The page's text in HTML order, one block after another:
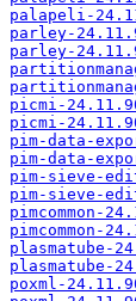
palapeli-
parley-
parley-
picmi-
picmi-
pim-data-
pim-data-
pim-sieve-
pim-sieve-
pimcommon-
pimcommon-
plasmatube-
plasmatube-
poxml-